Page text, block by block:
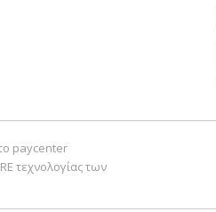
paycenter
τεχνολογίας των